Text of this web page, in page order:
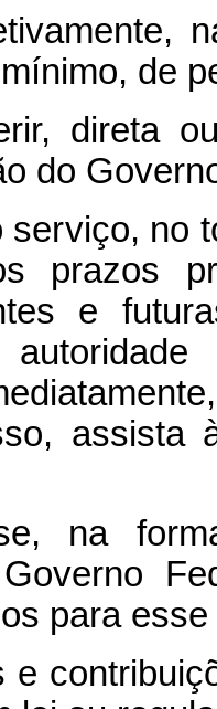
de
direta
do
no
prazos
e
assista
na
para esse
e